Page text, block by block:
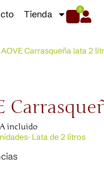
Tienda 0
Carrasqueña lata 2
incluido
· Lata de 2 litros